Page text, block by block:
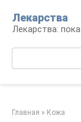
контенту
Лекарства
Лекарства:
Главная » Кожа